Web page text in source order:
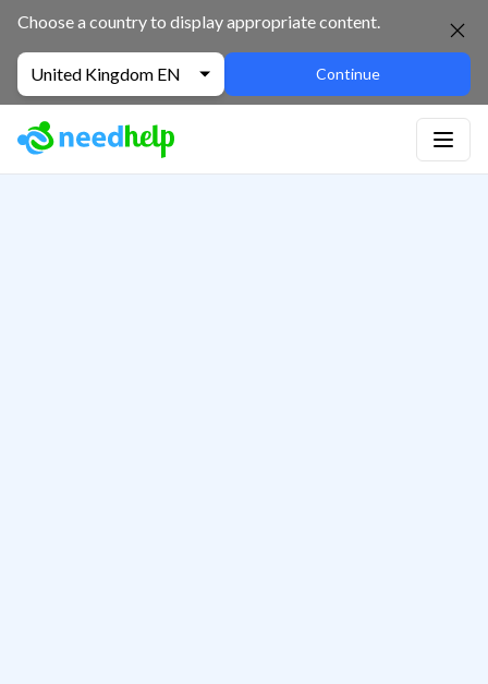
Choose a country to display appropriate content.
United Kingdom EN Continue